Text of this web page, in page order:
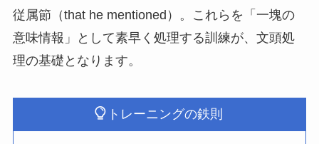
従属節（that he mentioned）。これらを「一塊の
意味情報」として素早く処理する訓練が、文頭処
理の基礎となります。
トレーニングの鉄則